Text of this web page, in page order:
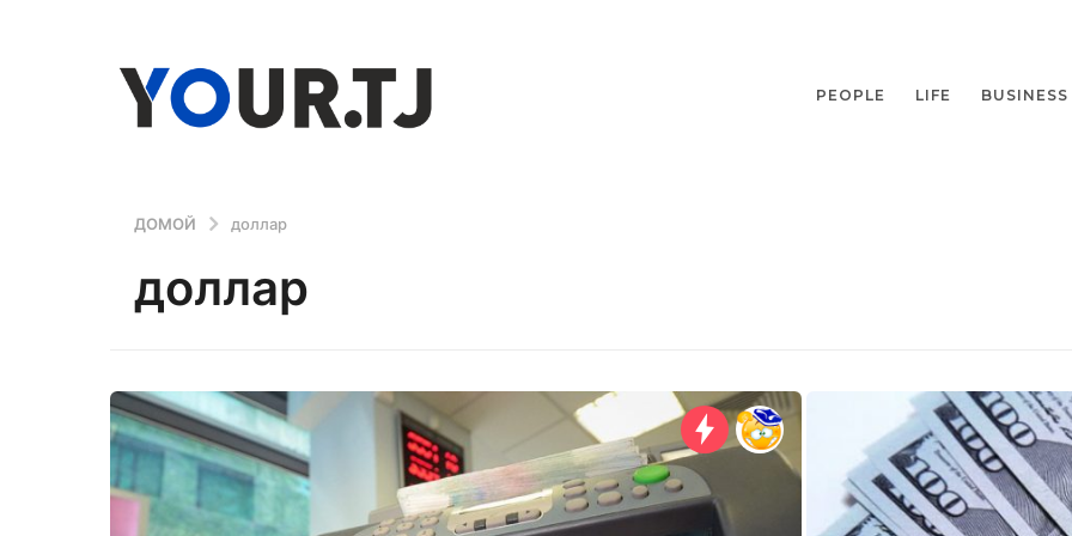
PEOPLE LIFE BUSINESS
ДОМОЙ доллар
доллар